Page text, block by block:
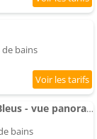
de bains
Chalet 3*** Les Hortensias Bleus - vue panoramique (alt. 600 m)
bains